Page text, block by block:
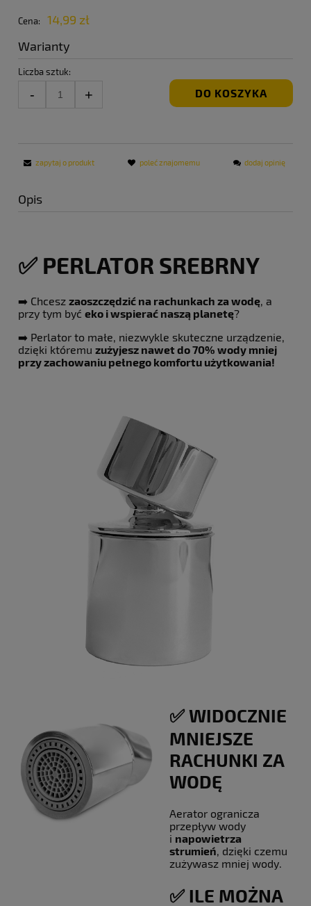
Cena:
14,99 zł
Warianty
Liczba sztuk:
DO KOSZYKA
zapytaj o produkt poleć znajomemu dodaj opinię
Opis
✅ PERLATOR SREBRNY
➡️ Chcesz zaoszczędzić na rachunkach za wodę, a
przy tym być eko i wspierać naszą planetę?
➡️ Perlator to małe, niezwykle skuteczne urządzenie,
dzięki któremu zużyjesz nawet do 70% wody mniej
przy zachowaniu pełnego komfortu użytkowania!
✅ WIDOCZNIE
MNIEJSZE
RACHUNKI ZA
WODĘ
Aerator ogranicza
przepływ wody
i napowietrza
strumień , dzięki czemu
zużywasz mniej wody.
✅ ILE MOŻNA